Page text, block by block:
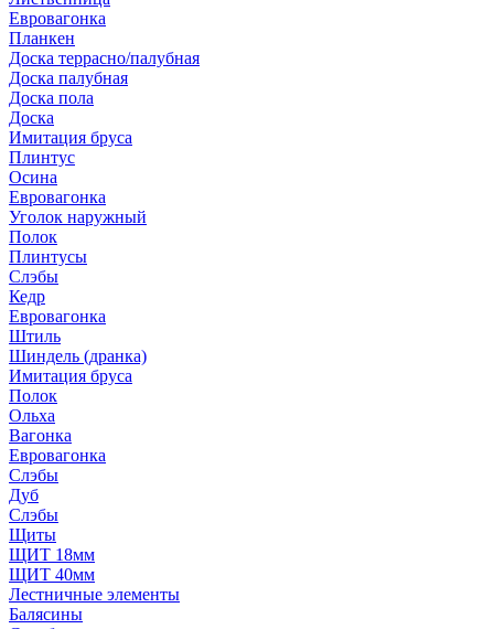
Евровагонка
Планкен
Доска террасно/палубная
Доска палубная
Доска пола
Доска
Имитация бруса
Плинтус
Осина
Евровагонка
Уголок наружный
Полок
Плинтусы
Слэбы
Кедр
Евровагонка
Штиль
Шиндель (дранка)
Имитация бруса
Полок
Ольха
Вагонка
Евровагонка
Слэбы
Дуб
Слэбы
Щиты
ЩИТ 18мм
ЩИТ 40мм
Лестничные элементы
Балясины